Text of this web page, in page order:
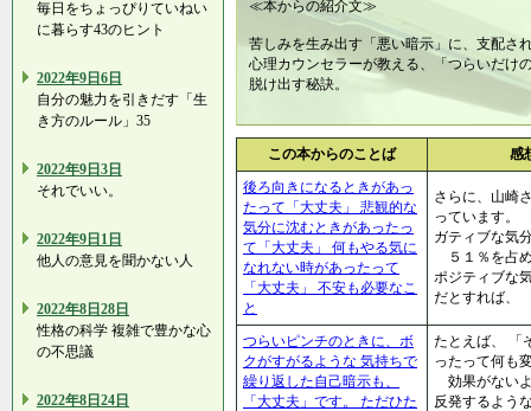
毎日をちょっぴりていねい
に暮らす43のヒント
2022年9日6日
自分の魅力を引きだす「生
き方のルール」35
2022年9日3日
それでいい。
2022年9日1日
他人の意見を聞かない人
2022年8日28日
性格の科学 複雑で豊かな心
の不思議
2022年8日24日
≪本からの紹介文≫
苦しみを生み出す「悪い暗示」に、支配さ
心理カウンセラーが教える、「つらいだけ
脱け出す秘訣。
この本からのことば
感
後ろ向きになるときがあっ
たって「大丈夫」 悲観的な
気分に沈むときがあったっ
て「大丈夫」 何もやる気に
なれない時があったって
「大丈夫」 不安も必要なこ
と
さらに、山崎
っています。
ガティブな気
５１％を占
ポジティブな
だとすれば
つらいピンチのときに、ボ
クがすがるような 気持ちで
繰り返した自己暗示も、
「大丈夫」です。 ただひた
たとえば、 「
ったって何も
効果がない
反発するよう